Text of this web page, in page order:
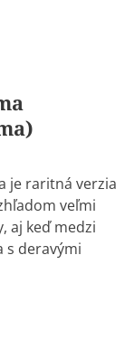
je raritná verzia
veľmi
aj keď medzi
s deravými